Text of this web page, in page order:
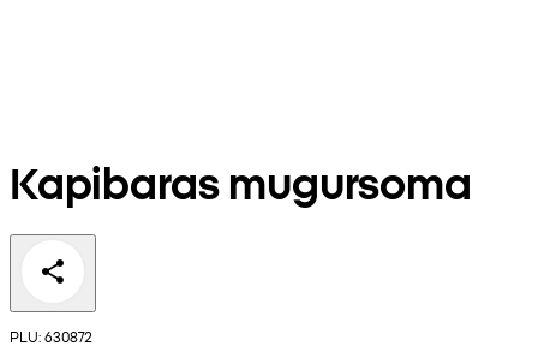
Kapibaras mugursoma
PLU: 630872